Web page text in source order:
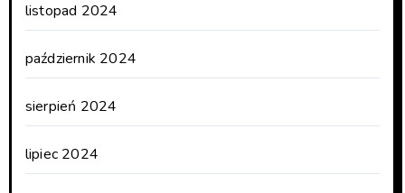
listopad 2024
październik 2024
sierpień 2024
lipiec 2024